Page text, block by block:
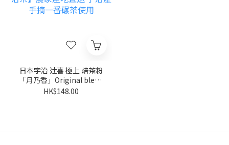
日本宇治 辻喜 極上 焙茶粉
「月乃香」Original blend
【綠茶 / 京都府產宇治茶】
HK$148.00